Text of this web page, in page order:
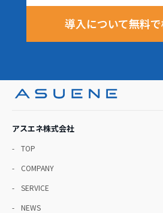
導入について無料
アスエネ株式会社
TOP
COMPANY
SERVICE
NEWS